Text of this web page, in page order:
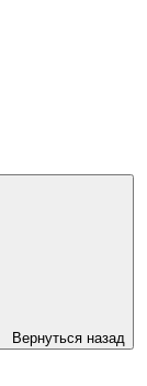
Вернуться назад